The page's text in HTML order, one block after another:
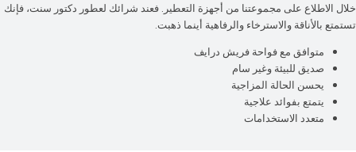
خلال الاطلاع على مجموعتنا من أجهزة التعطير . فعند شرائك لعطور دكتور سنت، فإنك
تستمتع بالأناقة والاسترخاء والرفاهية أينما ذهبت.
متوافق مع فواحة فريش درايف
صديق للبيئة وغير سام
يحسن الحالة المزاجية
يتمتع بفوائد علاجية
متعدد الاستخدامات